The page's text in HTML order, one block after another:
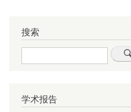
搜索
Search
学术报告